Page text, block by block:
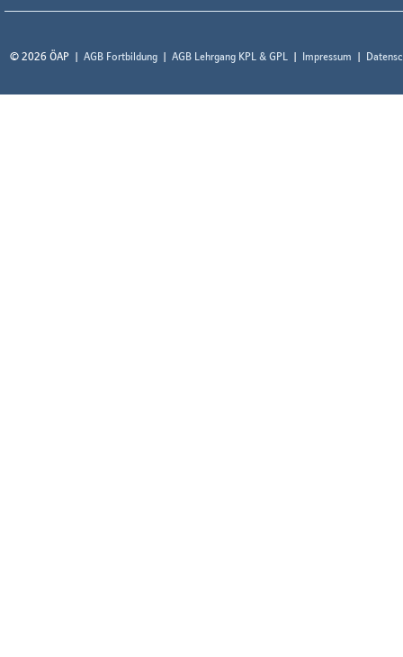
© 2026 ÖAP AGB Fortbildung AGB Lehrgang KPL & GPL Impressum